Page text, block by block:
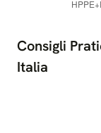
Consigli
Italia